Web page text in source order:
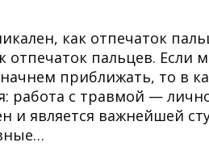
как отпечаток
отпечаток пальцев. Если
приближать, то в
работа с травмой —
и является важнейшей